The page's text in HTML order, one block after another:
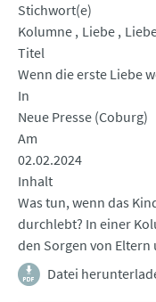
Stichwort(e)
Kolumne Liebe
Titel
Wenn die erste Liebe
In
Neue Presse (Coburg)
Am
02.02.2024
Inhalt
Was tun, wenn das
durchlebt? In einer
den Sorgen von
Datei